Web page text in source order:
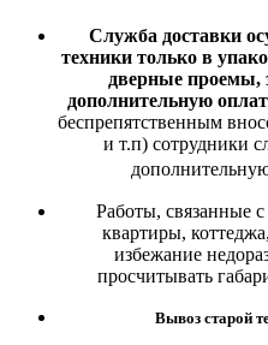
Служба доставки
техники только в
дверные проемы,
дополнительную
беспрепятственным
и т.п) сотрудники
Работы, связанные
квартиры,
избежание
просчитывать
Вывоз старой